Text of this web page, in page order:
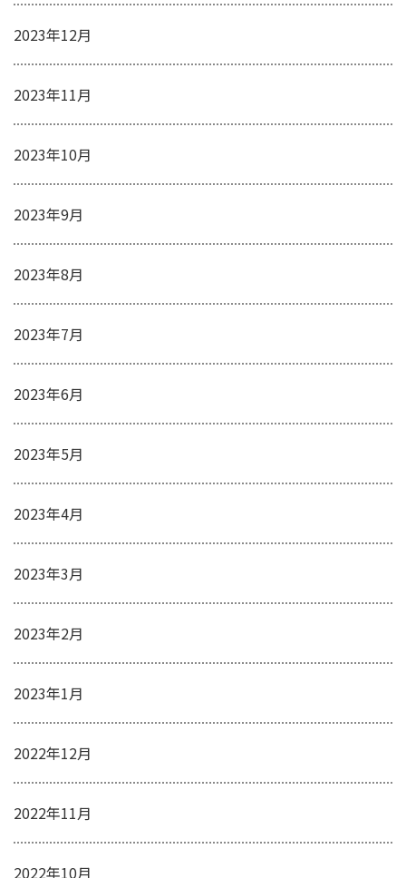
2023年12月
2023年11月
2023年10月
2023年9月
2023年8月
2023年7月
2023年6月
2023年5月
2023年4月
2023年3月
2023年2月
2023年1月
2022年12月
2022年11月
2022年10月